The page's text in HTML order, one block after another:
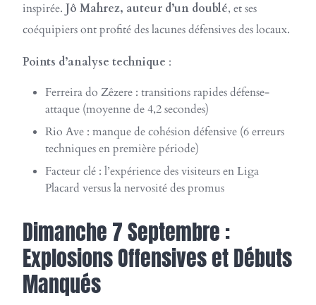
inspirée. Jô Mahrez, auteur d’un doublé, et ses
coéquipiers ont profité des lacunes défensives des locaux.
Points d’analyse technique :
Ferreira do Zêzere : transitions rapides défense-
attaque (moyenne de 4,2 secondes)
Rio Ave : manque de cohésion défensive (6 erreurs
techniques en première période)
Facteur clé : l’expérience des visiteurs en Liga
Placard versus la nervosité des promus
Dimanche 7 Septembre :
Explosions Offensives et Débuts
Manqués